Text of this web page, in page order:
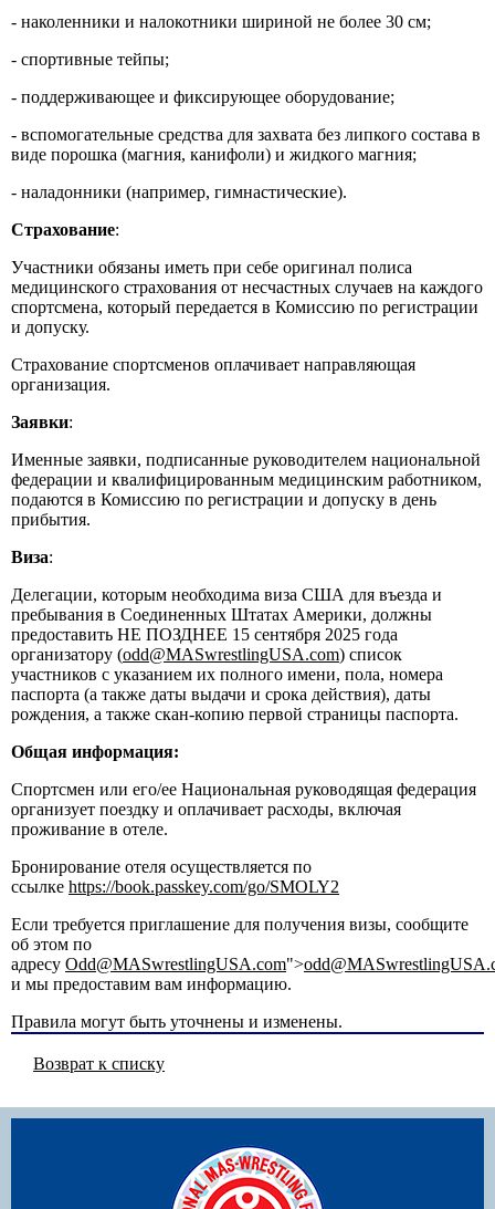
- наколенники и налокотники шириной не более 30 см;
- спортивные тейпы;
- поддерживающее и фиксирующее оборудование;
- вспомогательные средства для захвата без липкого состава в
виде порошка (магния, канифоли) и жидкого магния;
- наладонники (например, гимнастические).
Страхование:
Участники обязаны иметь при себе оригинал полиса
медицинского страхования от несчастных случаев на каждого
спортсмена, который передается в Комиссию по регистрации
и допуску.
Страхование спортсменов оплачивает направляющая
организация.
Заявки:
Именные заявки, подписанные руководителем национальной
федерации и квалифицированным медицинским работником,
подаются в Комиссию по регистрации и допуску в день
прибытия.
Виза:
Делегации, которым необходима виза США для въезда и
пребывания в Соединенных Штатах Америки, должны
предоставить НЕ ПОЗДНЕЕ 15 сентября 2025 года
организатору (odd@MASwrestlingUSA.com) список
участников с указанием их полного имени, пола, номера
паспорта (а также даты выдачи и срока действия), даты
рождения, а также скан-копию первой страницы паспорта.
Общая информация:
Спортсмен или его/ее Национальная руководящая федерация
организует поездку и оплачивает расходы, включая
проживание в отеле.
Бронирование отеля осуществляется по
ссылке https://book.passkey.com/go/SMOLY2
Если требуется приглашение для получения визы, сообщите
об этом по
адресу Odd@MASwrestlingUSA.com">
и мы предоставим вам информацию.
Правила могут быть уточнены и изменены.
Возврат к списку